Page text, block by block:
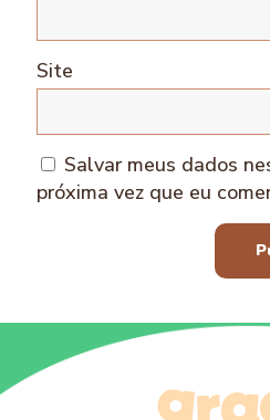
Site
Salvar meus dados
próxima vez que eu